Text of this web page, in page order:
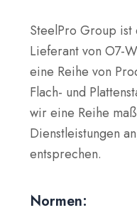
SteelPro Group
Lieferant von O7-
eine Reihe von
Flach- und
wir eine Reihe
Dienstleistungen
entsprechen.
Normen: